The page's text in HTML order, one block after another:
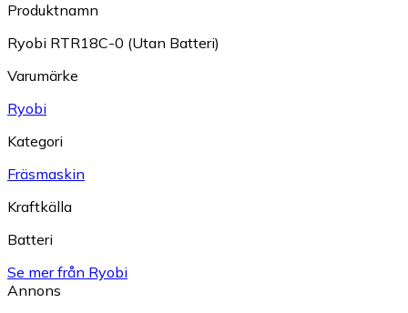
Produktnamn
Ryobi RTR18C-0 (Utan Batteri)
Varumärke
Ryobi
Kategori
Fräsmaskin
Kraftkälla
Batteri
Se mer från Ryobi
Annons